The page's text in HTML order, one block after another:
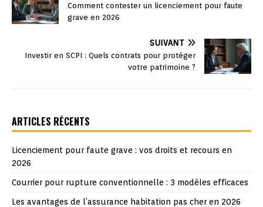
Comment contester un licenciement pour faute
grave en 2026
SUIVANT
Investir en SCPI : Quels contrats pour protéger
votre patrimoine ?
ARTICLES RÉCENTS
Licenciement pour faute grave : vos droits et recours en
2026
Courrier pour rupture conventionnelle : 3 modèles efficaces
Les avantages de l’assurance habitation pas cher en 2026